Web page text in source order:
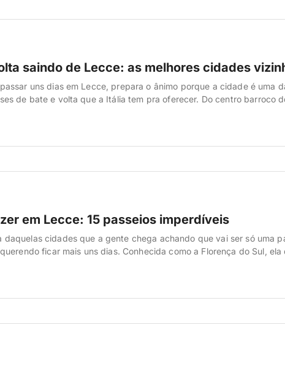
saindo de Lecce: as melhores cidades
uns dias em Lecce, prepara o ânimo porque a cidade é uma
de bate e volta que a Itália tem pra oferecer. Do centro barroco
em Lecce: 15 passeios imperdíveis
daquelas cidades que a gente chega achando que vai ser só uma
ficar mais uns dias. Conhecida como a Florença do Sul, ela